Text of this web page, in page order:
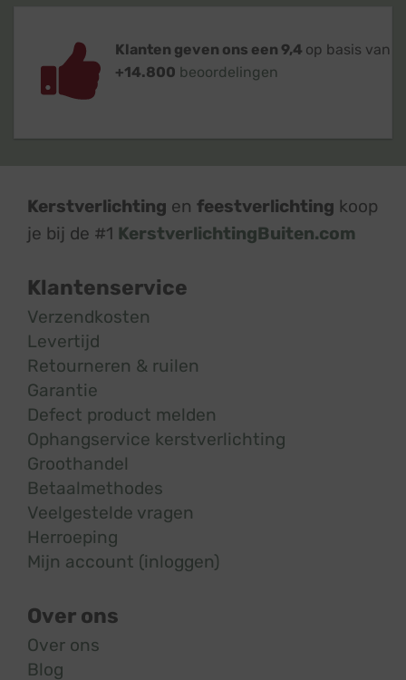
Klanten geven ons een 9,4 op basis van
+14.800 beoordelingen
Kerstverlichting en feestverlichting koop
je bij de #1 KerstverlichtingBuiten.com
Klantenservice
Verzendkosten
Levertijd
Retourneren & ruilen
Garantie
Defect product melden
Ophangservice kerstverlichting
Groothandel
Betaalmethodes
Veelgestelde vragen
Herroeping
Mijn account (inloggen)
Over ons
Over ons
Blog